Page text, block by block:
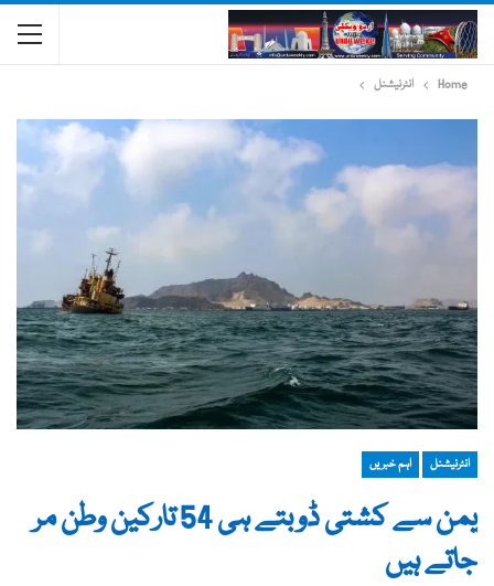
Home انٹرنیشنل
انٹرنیشنل اہم خبریں
یمن سے کشتی ڈوبتے ہی 54 تارکین وطن مر
جاتے ہیں